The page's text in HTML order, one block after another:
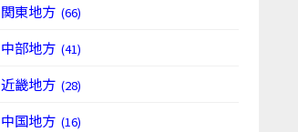
関東地方 (66)
中部地方 (41)
近畿地方 (28)
中国地方 (16)